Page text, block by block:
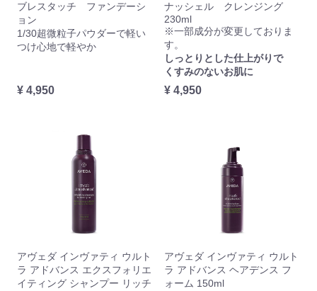
ブレスタッチ ファンデーシ
ョン
1/30超微粒子パウダーで軽い
つけ心地で軽やか
¥ 4,950
ナッシェル クレンジング
230ml
※一部成分が変更しておりま
す。
しっとりとした仕上がりで
くすみのないお肌に
¥ 4,950
アヴェダ インヴァティ ウルト
ラ アドバンス エクスフォリエ
イティング シャンプー リッチ
アヴェダ インヴァティ ウルト
ラ アドバンス ヘアデンス フ
ォーム 150ml